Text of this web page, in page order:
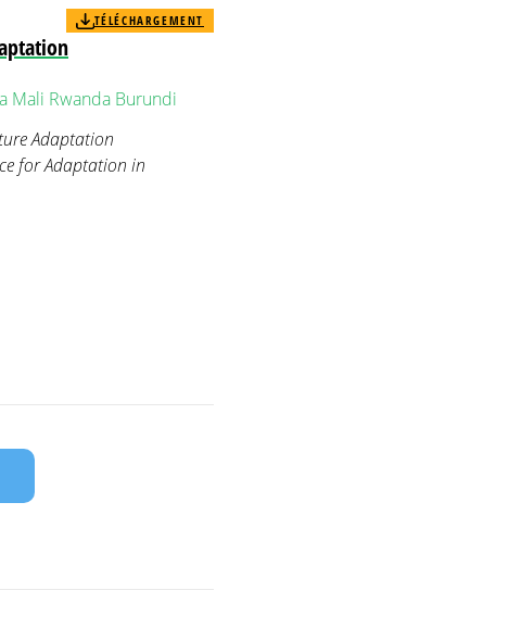
TÉLÉCHARGEMENT
Mali Rwanda Burundi
Adaptation
for Adaptation in